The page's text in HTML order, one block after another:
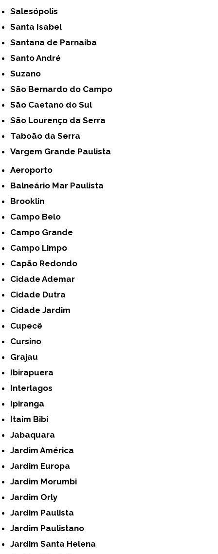
Salesópolis
Santa Isabel
Santana de Parnaíba
Santo André
Suzano
São Bernardo do Campo
São Caetano do Sul
São Lourenço da Serra
Taboão da Serra
Vargem Grande Paulista
Aeroporto
Balneário Mar Paulista
Brooklin
Campo Belo
Campo Grande
Campo Limpo
Capão Redondo
Cidade Ademar
Cidade Dutra
Cidade Jardim
Cupecê
Cursino
Grajau
Ibirapuera
Interlagos
Ipiranga
Itaim Bibi
Jabaquara
Jardim América
Jardim Europa
Jardim Morumbi
Jardim Orly
Jardim Paulista
Jardim Paulistano
Jardim Santa Helena